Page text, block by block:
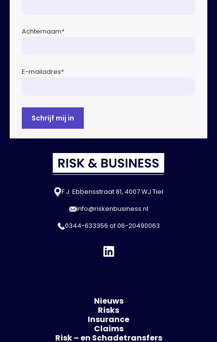
Achternaam*
E-mailadres*
F.J. Ebbensstraat 81, 4007 WJ Tiel
info@riskenbusiness.nl
0344-633356 of06-20490063
Nieuws
Risks
Insurance
Claims
Risk – en Schadetransfers